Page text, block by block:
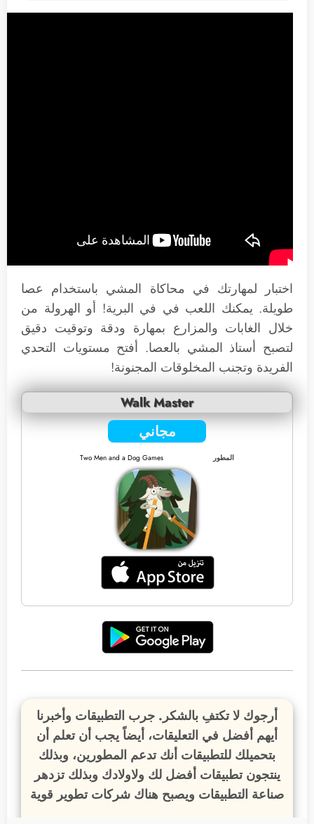
اختبار لمهارتك في محاكاة المشي باستخدام عصا
طويلة. يمكنك اللعب في في البرية! أو الهرولة من
خلال الغابات والمزارع بمهارة ودقة وتوقيت دقيق
لتصبح أستاذ المشي بالعصا. أفتح مستويات التحدي
الفريدة وتجنب المخلوقات المجنونة!
Walk Master
مجاني
المطور Two Men and a Dog Games
أرجوك لا تكتفِ بالشكر. جرب التطبيقات وأخبرنا
أيهم أفضل في التعليقات، أيضاً يجب أن تعلم أن
بتحميلك للتطبيقات أنك تدعم المطورين، وبذلك
ينتجون تطبيقات أفضل لك ولاولادك وبذلك تزدهر
صناعة التطبيقات ويصبح هناك شركات تطوير قوية